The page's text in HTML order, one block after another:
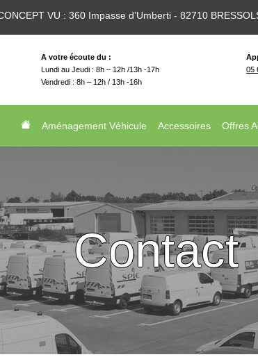
VU : 360 Impasse d’Umberti - 82710
A votre écoute du :
Lundi au Jeudi : 8h – 12h /13h -17h
Vendredi : 8h – 12h / 13h -16h
05
Aménagement Véhicule Accessoires Offres
Contact